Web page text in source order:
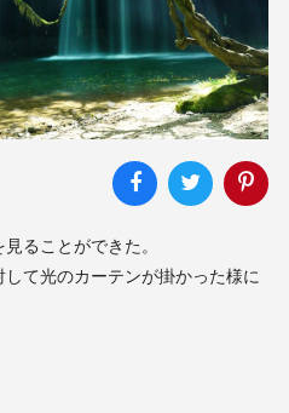
ることができた。
て光のカーテンが掛かった様に